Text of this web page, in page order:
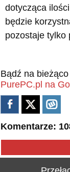
dotycząca
będzie
pozostaje tylko
Bądź na
PurePC.pl na
Komentarze: